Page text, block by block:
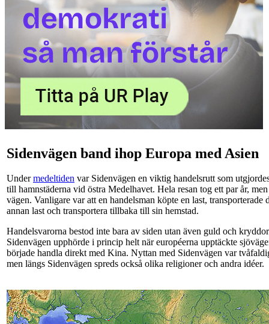
Sidenvägen band ihop Europa med Asien
Undermedeltiden var Sidenvägen en viktig handelsrutt som
till hamnstäderna vid östra Medelhavet. Hela resan tog ett par år,
vägen. Vanligare var att en handelsman köpte en last,
annan last och transportera tillbaka till sin hemstad.
Handelsvarorna bestod inte bara av siden utan även guld och
Sidenvägen upphörde i princip helt när européerna upptäckte
började handla direkt med Kina. Nyttan med Sidenvägen var
men längs Sidenvägen spreds också olika religioner och andra idéer.